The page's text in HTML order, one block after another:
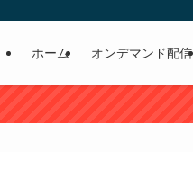
ホーム オンデマンド配信